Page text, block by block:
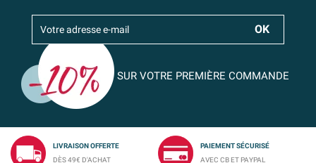
SUR VOTRE PREMIÈRE COMMANDE
LIVRAISON OFFERTE
DÈS 49€ D'ACHAT
PAIEMENT SÉCURISÉ
AVEC CB ET PAYPAL